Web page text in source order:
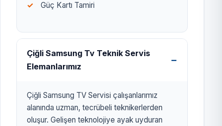
Güç Kartı Tamiri
Çiğli Samsung Tv Teknik Servis
Elemanlarımız
Çiğli Samsung TV Servisi çalışanlarımız
alanında uzman, tecrübeli teknikerlerden
oluşur. Gelişen teknolojiye ayak uyduran